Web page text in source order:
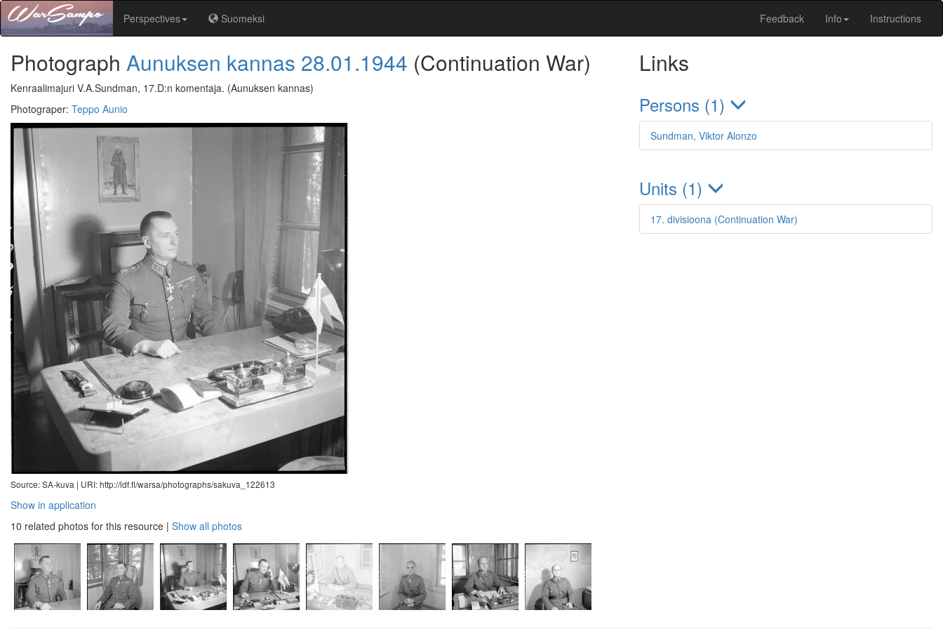
Perspectives Suomeksi Feedback Info Instructions
Photograph Aunuksen kannas 28.01.1944 (Continuation War)
Kenraalimajuri V.A.Sundman, 17.D:n komentaja. (Aunuksen kannas)
Photograper: Teppo Aunio
Source: SA-kuva | URI: http://ldf.fi/warsa/photographs/sakuva_122613
Show in application
10 related photos for this resource | Show all photos
Links
Persons (1)
Sundman, Viktor Alonzo
Units (1)
17. divisioona (Continuation War)